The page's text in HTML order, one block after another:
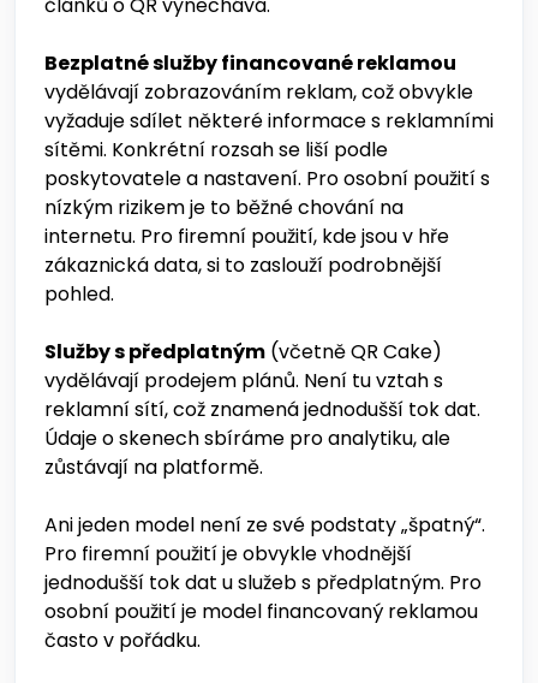
článků o QR vynechává.
Bezplatné služby financované reklamou
vydělávají zobrazováním reklam, což obvykle
vyžaduje sdílet některé informace s reklamními
sítěmi. Konkrétní rozsah se liší podle
poskytovatele a nastavení. Pro osobní použití s
nízkým rizikem je to běžné chování na
internetu. Pro firemní použití, kde jsou v hře
zákaznická data, si to zaslouží podrobnější
pohled.
Služby s předplatným (včetně QR Cake)
vydělávají prodejem plánů. Není tu vztah s
reklamní sítí, což znamená jednodušší tok dat.
Údaje o skenech sbíráme pro analytiku, ale
zůstávají na platformě.
Ani jeden model není ze své podstaty „špatný“.
Pro firemní použití je obvykle vhodnější
jednodušší tok dat u služeb s předplatným. Pro
osobní použití je model financovaný reklamou
často v pořádku.